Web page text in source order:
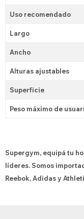
Uso recomendado
Largo
Ancho
Alturas ajustables
Superficie
Peso máximo de
Supergym, equipá tu
líderes. Somos
Reebok, Adidas y